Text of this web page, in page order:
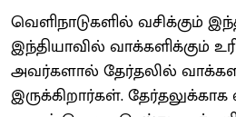
வெளிநாடுகளில் வசிக்கும்
இந்தியாவில் வாக்களிக்கும்
அவர்களால் தேர்தலில்
இருக்கிறார்கள்.